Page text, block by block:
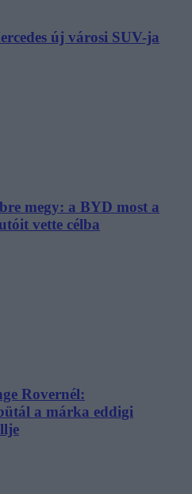
új városi SUV-ja
megy: a BYD most a
vette célba
Rovernél:
a márka eddigi